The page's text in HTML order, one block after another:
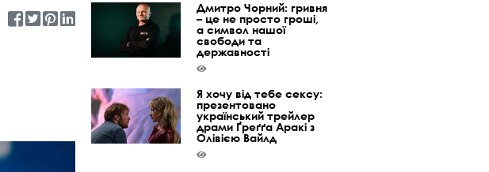
Дмитро Чорний: гривня
– це не просто гроші,
а символ нашої
свободи та
державності
Я хочу від тебе сексу:
презентовано
український трейлер
драми Ґреґґа Аракі з
Олівією Вайлд